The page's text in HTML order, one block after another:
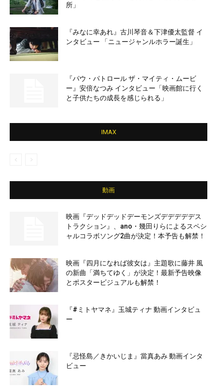
所」
『みなに幸あれ』古川琴音＆下津優太監督 イ
ンタビュー 「ニュージャンルホラー誕生」
『パウ・パトロール ザ・マイティ・ムービ
ー』安倍なつみ インタビュー「映画館に行く
と子供たちの成長を感じられる」
IMAX
動画
映画『デッドデッドデーモンズデデデデデス
トラクション』、ano・幾田りらによるスペシ
ャルコラボソング2曲が決定！本予告も解禁！
映画『四月になれば彼女は』主題歌に藤井 風
の新曲「満ちてゆく」が決定！最新予告映像
とポスタービジュアルも解禁！
『#ミトヤマネ』玉城ティナ 動画インタビュ
ー
『忌怪島／きかいじま』當真あみ 動画インタ
ビュー